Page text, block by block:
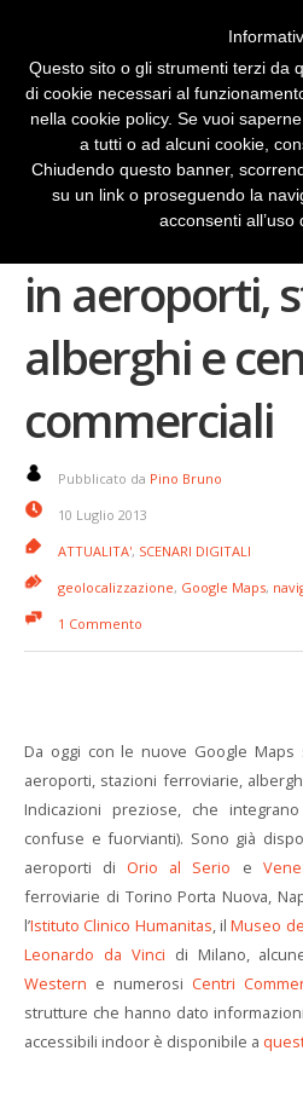
Mappe di
in aeroporti,
alberghi e
commerciali
Pubblicato da Pino Bruno
10 Luglio 2013
ATTUALITA', SCENARI DIGITALI
geolocalizzazione, Google Maps,
1 Commento
Da oggi con le nuove Google Maps
aeroporti, stazioni ferroviarie,
Indicazioni preziose, che
confuse e fuorvianti). Sono già
aeroporti di Orio al Serio e
ferroviarie di Torino Porta Nuova,
l’Istituto Clinico Humanitas, ilMuseo
Leonardo da Vinci di Milano,
Western e numerosi Centri
strutture che hanno dato
accessibili indoor è disponibile a
Questo sito o gli strumenti terzi da
di cookie necessari al
nella cookie policy. Se vuoi
a tutti o ad alcuni cookie,
Chiudendo questo banner,
su un link o proseguendo la
acconsenti all’uso